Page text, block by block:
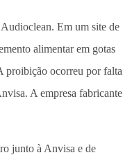
Em um site de
alimentar em gotas
proibição ocorreu por falta
A empresa fabricante
junto à Anvisa e de